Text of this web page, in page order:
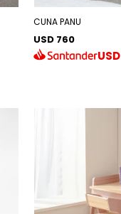
CUNA PANU
USD 760
USD